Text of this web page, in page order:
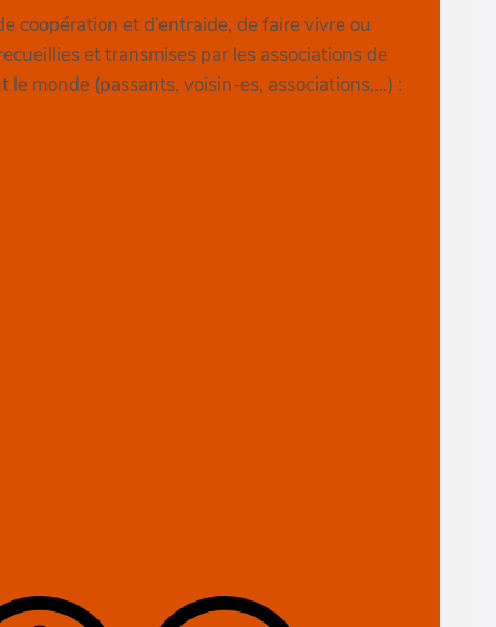
coopération et d’entraide, de faire vivre ou
et transmises par les associations de
monde (passants, voisin-es, associations,…) :